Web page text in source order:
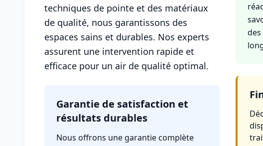
techniques de pointe et des matériaux
de qualité, nous garantissons des
espaces sains et durables. Nos experts
assurent une intervention rapide et
efficace pour un air de qualité optimal.
Garantie de satisfaction et
résultats durables
Nous offrons une garantie complète